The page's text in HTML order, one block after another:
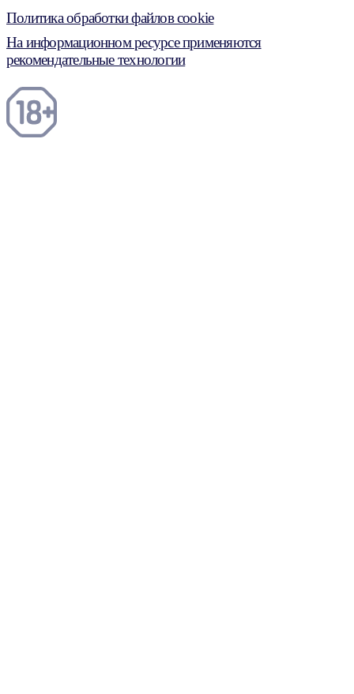
Политика обработки файлов cookie
На информационном ресурсе применяются
рекомендательные технологии